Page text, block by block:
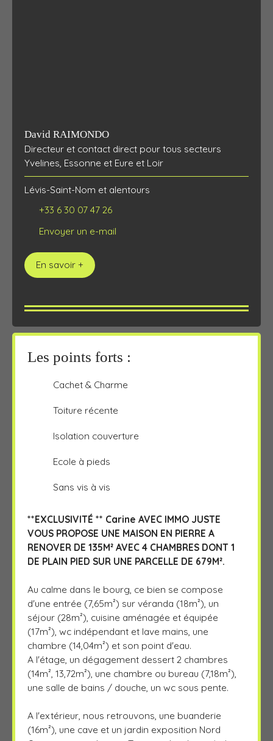
David RAIMONDO
Directeur et contact direct pour tous secteurs
Yvelines, Essonne et Eure et Loir
Lévis-Saint-Nom et alentours
+33 6 30 07 47 26
Envoyer un e-mail
En savoir +
Les points forts :
Cachet & Charme
Toiture récente
Isolation couverture
Ecole à pieds
Sans vis à vis
**EXCLUSIVITÉ ** Carine AVEC IMMO JUSTE
VOUS PROPOSE UNE MAISON EN PIERRE A
RENOVER DE 135M² AVEC 4 CHAMBRES DONT 1
DE PLAIN PIED SUR UNE PARCELLE DE 679M².
Au calme dans le bourg, ce bien se compose
d'une entrée (7,65m²) sur véranda (18m²), un
séjour (28m²), cuisine aménagée et équipée
(17m²), wc indépendant et lave mains, une
chambre (14,04m²) et son point d'eau.
A l'étage, un dégagement dessert 2 chambres
(14m², 13,72m²), une chambre ou bureau (7,18m²),
une salle de bains / douche, un wc sous pente.
A l'extérieur, nous retrouvons, une buanderie
(16m²), une cave et un jardin exposition Nord